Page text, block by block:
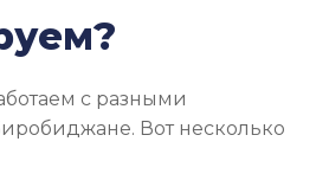
с разными
Вот несколько